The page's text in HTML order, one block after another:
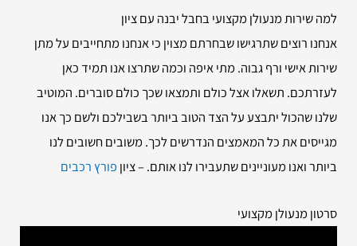
למה שירותמנעולן מקצועי בחבל יבנה עם ציון
אנחנו רוצים שתרגישו שבחרתם מצוין כי אנחנו מתחייבים על מתן
שירות אישי ורף גבוה. מתי איפה וכמה שתרצו אנו תמיד כאן
לעזרתכם. תשאלו אצל כולם ותמצאו שכך כולם סוברים. המוטיב
שלנו שהכול יתבצע על הצד הטוב ביותר בשבילכם ולשם כך אנו
מגייסים את כל המאמצים הנדרשים לכך. משובים חשובים לנו
ביותר ואנו מעוניינים שתעבירו לנו אותם. – ציון פורץ רכבים
סרטון מנעולן מקצועי